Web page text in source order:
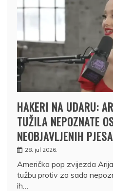
HAKERI NA UDARU:
TUŽILA NEPOZNATE
NEOBJAVLJENIH
28. jul 2026.
Američka pop zvijezda
tužbu protiv za sada
ih…